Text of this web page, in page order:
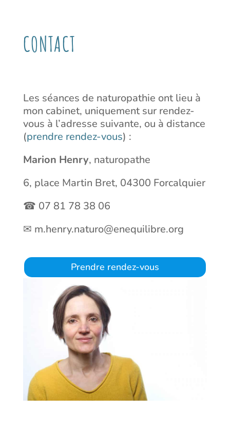
CONTACT
Les séances de naturopathie ont lieu à
mon cabinet, uniquement sur rendez-
vous à l’adresse suivante, ou à distance
(prendre rendez-vous) :
Marion Henry, naturopathe
6, place Martin Bret, 04300 Forcalquier
☎ 07 81 78 38 06
✉ m.henry.naturo@enequilibre.org
Prendre rendez-vous